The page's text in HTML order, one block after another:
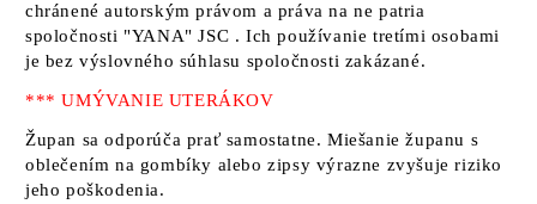
chránené autorským právom a práva na ne patria
spoločnosti "YANA" JSC . Ich používanie tretími osobami
je bez výslovného súhlasu spoločnosti zakázané.
*** UMÝVANIE UTERÁKOV
Župan sa odporúča prať samostatne. Miešanie županu s
oblečením na gombíky alebo zipsy výrazne zvyšuje riziko
jeho poškodenia.